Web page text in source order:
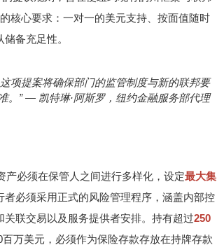
核心要求：一对一的美元支持、按面值随时
备充足性。
项提案将确保部门的监管制度与新的联邦要
。” — 凯特琳·阿斯罗，纽约金融服务部代理
产必须在保管人之间进行多样化，设定最大集
必须采用正式的风险管理程序，涵盖内部控
联交易以及服务提供者安排。持有超过250
万美元，必须作为保险存款存放在持牌存款